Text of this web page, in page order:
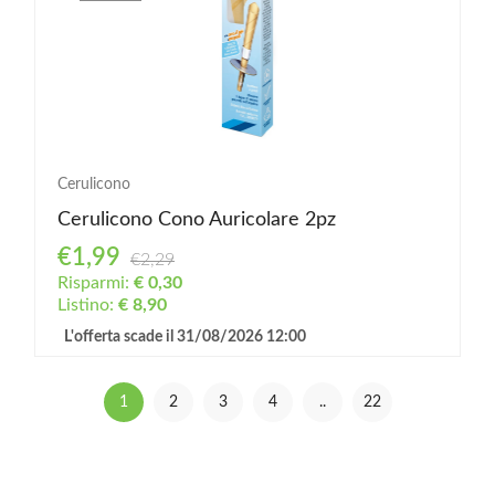
Cerulicono
Cerulicono Cono Auricolare 2pz
€1,99
€2,29
Risparmi: € 0,30
Listino: € 8,90
L'offerta scade il 31/08/2026 12:00
1 2 3 4 .. 22